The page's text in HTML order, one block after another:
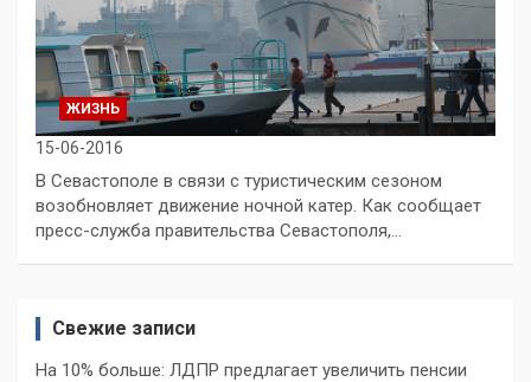
ЖИЗНЬ
15-06-2016
В Севастополе в связи с туристическим сезоном
возобновляет движение ночной катер. Как сообщает
пресс-служба правительства Севастополя,…
Свежие записи
На 10% больше: ЛДПР предлагает увеличить пенсии